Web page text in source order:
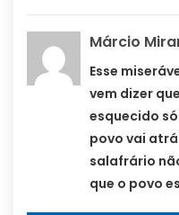
Márcio
Esse
vem dizer
esquecido
povo vai
salafrário
que o povo